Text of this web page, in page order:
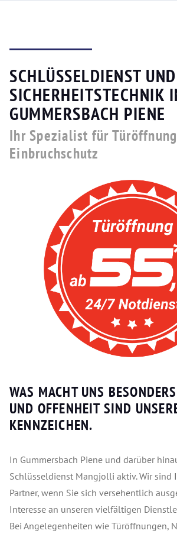
SCHLÜSSELDIENST UND
SICHERHEITSTECHNIK
GUMMERSBACH PIENE
Ihr Spezialist für
Einbruchschutz
WAS MACHT UNS
UND OFFENHEIT SIND
KENNZEICHEN.
In Gummersbach Piene und darüber
Schlüsseldienst Mangjolli aktiv. Wir sind
Partner, wenn Sie sich versehentlich
Interesse an unseren vielfältigen
Bei Angelegenheiten wie Türöffnungen,